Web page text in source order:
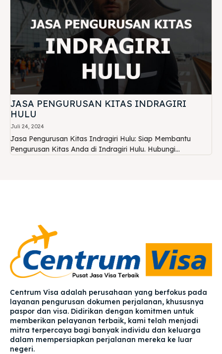
JASA PENGURUSAN KITAS INDRAGIRI
HULU
Juli 24, 2024
Jasa Pengurusan Kitas Indragiri Hulu: Siap Membantu
Pengurusan Kitas Anda di Indragiri Hulu. Hubungi...
Centrum Visa adalah perusahaan yang berfokus pada
layanan pengurusan dokumen perjalanan, khususnya
paspor dan visa. Didirikan dengan komitmen untuk
memberikan pelayanan terbaik, kami telah menjadi
mitra terpercaya bagi banyak individu dan keluarga
dalam mempersiapkan perjalanan mereka ke luar
negeri.